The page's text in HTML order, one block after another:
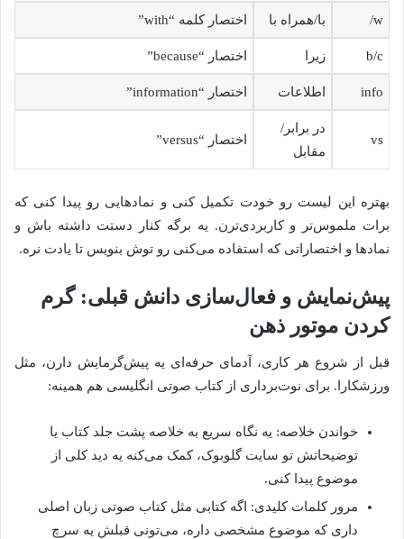
w/ با/همراه با اختصار کلمه “with”
b/c زیرا اختصار “because”
info اطلاعات اختصار “information”
vs
در برابر/
مقابل
اختصار “versus”
بهتره این لیست رو خودت تکمیل کنی و نمادهایی رو پیدا کنی که
برات ملموس‌تر و کاربردی‌ترن. یه برگه کنار دستت داشته باش و
نمادها و اختصاراتی که استفاده می‌کنی رو توش بنویس تا یادت نره.
پیش‌نمایش و فعال‌سازی دانش قبلی: گرم
کردن موتور ذهن
قبل از شروع هر کاری، آدمای حرفه‌ای یه پیش‌گرمایش دارن، مثل
ورزشکارا. برای نوت‌برداری از کتاب صوتی انگلیسی هم همینه:
خواندن خلاصه: یه نگاه سریع به خلاصه پشت جلد کتاب یا
توضیحاتش تو سایت گلوبوک، کمک می‌کنه یه دید کلی از
موضوع پیدا کنی.
مرور کلمات کلیدی: اگه کتابی مثل کتاب صوتی زبان اصلی
داری که موضوع مشخصی داره، می‌تونی قبلش یه سرچ